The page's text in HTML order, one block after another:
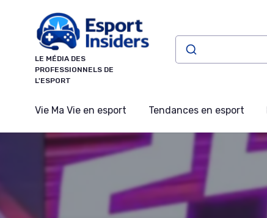
LE MÉDIA DES
PROFESSIONNELS DE
L'ESPORT
Vie Ma Vie en esport Tendances en esport